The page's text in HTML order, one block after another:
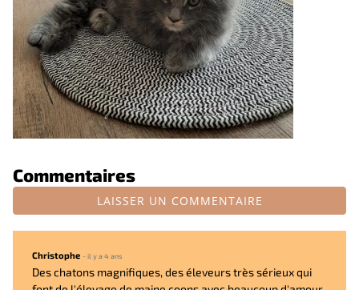
Commentaires
LAISSER UN COMMENTAIRE
Christophe - il y a 4 ans
Des chatons magnifiques, des éleveurs très sérieux qui